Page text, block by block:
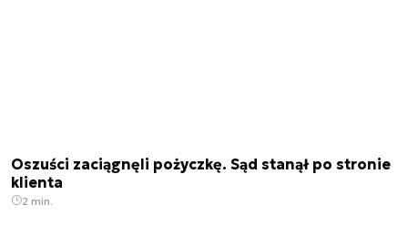
Oszuści zaciągnęli pożyczkę. Sąd stanął po stronie
klienta
2 min.